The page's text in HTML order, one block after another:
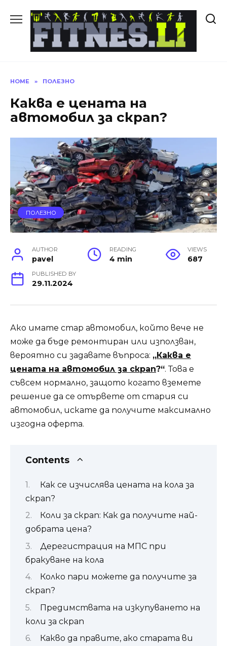
HOME » ПОЛЕЗНО
Каква е цената на
автомобил за скрап?
ПОЛЕЗНО
AUTHOR
pavel
READING
4 min
VIEWS
687
PUBLISHED BY
29.11.2024
Ако имате стар автомобил, който вече не
може да бъде ремонтиран или използван,
вероятно си задавате въпроса: „Каква е
цената на автомобил за скрап?“. Това е
съвсем нормално, защото когато вземете
решение да се отървете от стария си
автомобил, искате да получите максимално
изгодна оферта.
Contents
Как се изчислява цената на кола за
скрап?
Коли за скрап: Как да получите най-
добрата цена?
Дерегистрация на МПС при
бракуване на кола
Колко пари можете да получите за
скрап?
Предимствата на изкупуването на
коли за скрап
Какво да правите, ако старата ви